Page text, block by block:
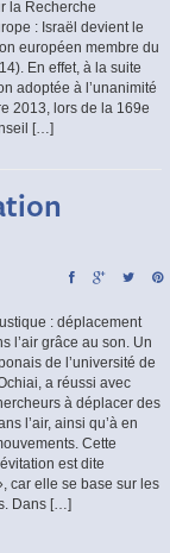
la Recherche
: Israël devient le
européen membre du
En effet, à la suite
adoptée à l’unanimité
2013, lors de la 169e
[…]
: déplacement
l’air grâce au son. Un
de l’université de
a réussi avec
à déplacer des
l’air, ainsi qu’à en
Cette
est dite
car elle se base sur les
Dans […]